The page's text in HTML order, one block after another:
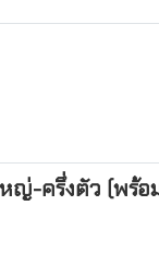
ญ่-ครึ่งตัว (พร้